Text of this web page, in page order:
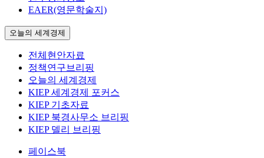
EAER(영문학술지)
오늘의 세계경제
전체현안자료
정책연구브리핑
오늘의 세계경제
KIEP 세계경제 포커스
KIEP 기초자료
KIEP 북경사무소 브리핑
KIEP 델리 브리핑
페이스북